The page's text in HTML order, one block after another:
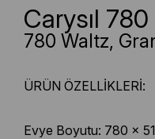
Carysıl
780 Waltz,
ÜRÜN ÖZELLİKLERİ:
Evye Boyutu: 780 x